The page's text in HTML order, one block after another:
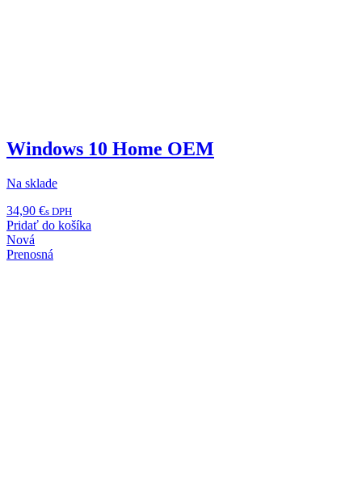
Windows 10 Home OEM
Na sklade
34,90 €s DPH
Pridať do košíka
Nová
Prenosná